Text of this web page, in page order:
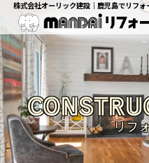
株式会社オーリック建設｜鹿児島でリフォ
リフ